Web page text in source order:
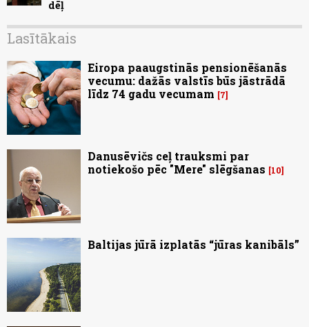
dēļ
Lasītākais
Eiropa paaugstinās pensionēšanās
vecumu: dažās valstīs būs jāstrādā
līdz 74 gadu vecumam
7
Danusēvičs ceļ trauksmi par
notiekošo pēc "Mere" slēgšanas
10
Baltijas jūrā izplatās “jūras kanibāls”